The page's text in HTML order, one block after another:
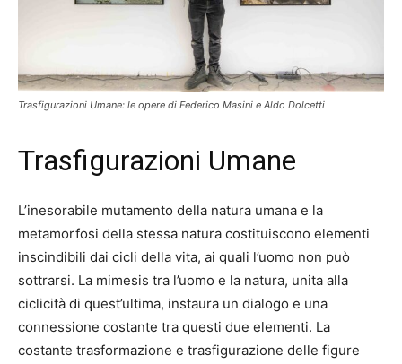
Trasfigurazioni Umane: le opere di Federico Masini e Aldo Dolcetti
Trasfigurazioni Umane
L’inesorabile mutamento della natura umana e la
metamorfosi della stessa natura costituiscono elementi
inscindibili dai cicli della vita, ai quali l’uomo non può
sottrarsi. La mimesis tra l’uomo e la natura, unita alla
ciclicità di quest’ultima, instaura un dialogo e una
connessione costante tra questi due elementi. La
costante trasformazione e trasfigurazione delle figure